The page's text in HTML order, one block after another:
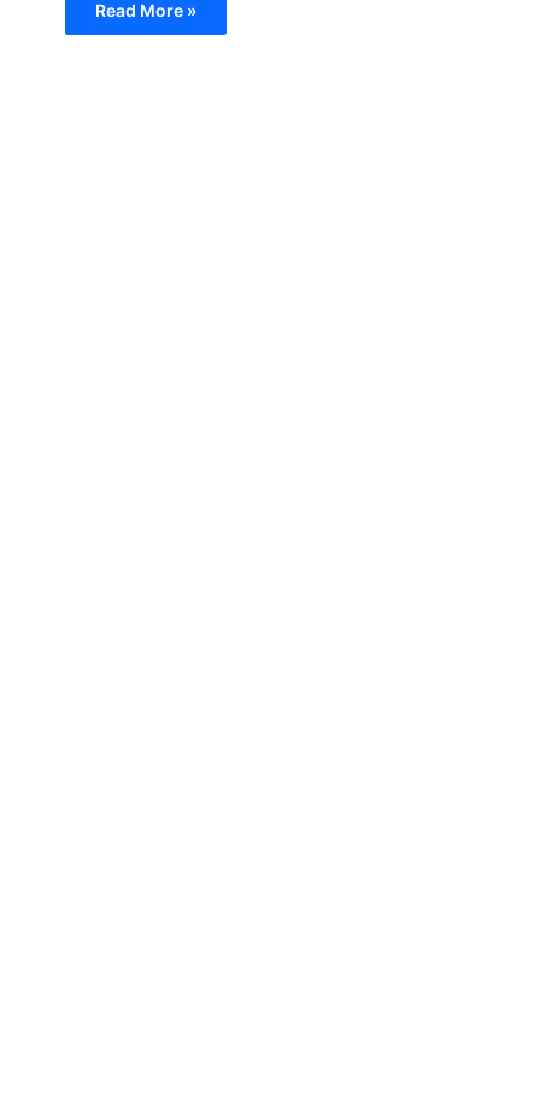
Read More »